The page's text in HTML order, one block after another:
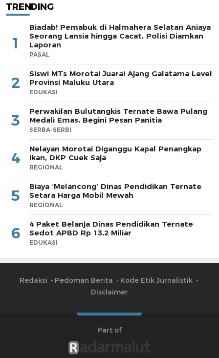
TRENDING
1
Biadab! Pemabuk di Halmahera Selatan Aniaya
Seorang Lansia hingga Cacat, Polisi Diamkan
Laporan
PASAL
2
Siswi MTs Morotai Juarai Ajang Galatama Level
Provinsi Maluku Utara
EDUKASI
3
Perwakilan Bulutangkis Ternate Bawa Pulang
Medali Emas, Begini Pesan Panitia
SERBA-SERBI
4
Nelayan Morotai Diganggu Kapal Penangkap
Ikan, DKP Cuek Saja
REGIONAL
5
Biaya ‘Melancong’ Dinas Pendidikan Ternate
Setara Harga Mobil Mewah
REGIONAL
6
4 Paket Belanja Dinas Pendidikan Ternate
Sedot APBD Rp 13,2 Miliar
EDUKASI
Redaksi Pedoman Berita
Kode Etik Jurnalistik
Disclaimer
Part of